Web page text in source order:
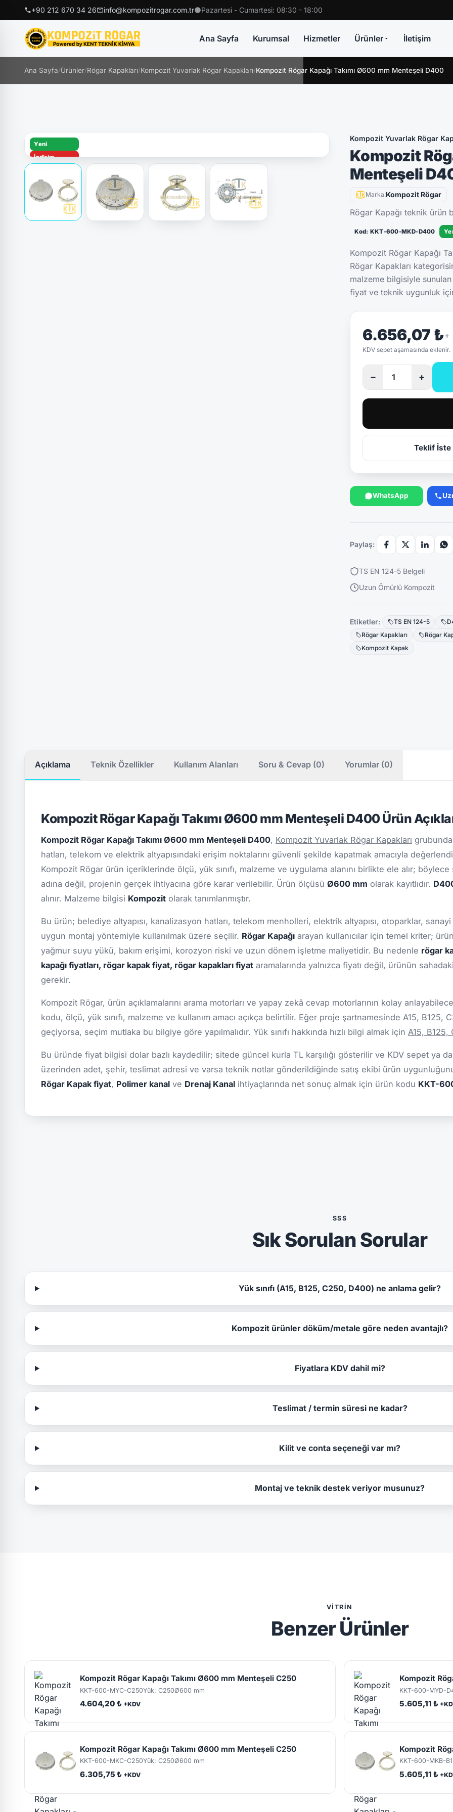
+90 212 670 34 26 info@kompozitrogar.com.tr Pazartesi - Cumartesi: 08:30 - 18:00
Ana Sayfa Kurumsal Hizmetler Ürünler İletişim
Ana Sayfa/Ürünler/Rögar Kapakları/Kompozit Yuvarlak Rögar Kapakları/Kompozit Rögar Kapağı Takımı Ø600 mm Menteşeli D400
Yeni
İndirim
Hızlı Teslimat
Kilitli
Kompozit Yuvarlak Rögar
Kompozit
Menteşeli
Marka:Kompozit Rögar
Rögar Kapağı teknik ürün
Kod: KKT-600-MKD-D400
Kompozit Rögar Kapağı
Rögar Kapakları
malzeme bilgisiyle
fiyat ve teknik uygunluk
6.656,07 ₺+
KDV sepet aşamasında eklenir.
− +
Teklif İste
WhatsApp
Paylaş:
TS EN 124-5 Belgeli
Uzun Ömürlü Kompozit
Etiketler: TS EN 124-5
Rögar Kapakları
Rögar
Kompozit Kapak
Açıklama Teknik Özellikler Kullanım Alanları Soru & Cevap (0) Yorumlar (0)
Kompozit Rögar Kapağı Takımı Ø600 mm Menteşeli D400 Ürün
Kompozit Rögar Kapağı Takımı Ø600 mm Menteşeli D400, Kompozit Yuvarlak Rögar Kapakları
hatları, telekom ve elektrik altyapısındaki erişim noktalarını güvenli şekilde kapatmak amacıyla
Kompozit Rögar ürün içeriklerinde ölçü, yük sınıfı, malzeme ve uygulama alanını birlikte ele alır;
adına değil, projenin gerçek ihtiyacına göre karar verilebilir. Ürün ölçüsü Ø600 mm olarak kayıtlıdır.
alınır. Malzeme bilgisi Kompozit olarak tanımlanmıştır.
Bu ürün; belediye altyapısı, kanalizasyon hatları, telekom menholleri, elektrik altyapısı, otoparklar,
uygun montaj yöntemiyle kullanılmak üzere seçilir. Rögar Kapağı arayan kullanıcılar için temel kriter;
yağmur suyu yükü, bakım erişimi, korozyon riski ve uzun dönem işletme maliyetidir. Bu nedenle rögar
kapağı fiyatları, rögar kapak fiyat, rögar kapakları fiyat aramalarında yalnızca fiyatı değil, ürünün
gerekir.
Kompozit Rögar, ürün açıklamalarını arama motorları ve yapay zekâ cevap motorlarının kolay
kodu, ölçü, yük sınıfı, malzeme ve kullanım amacı açıkça belirtilir. Eğer proje şartnamesinde A15, B125,
geçiyorsa, seçim mutlaka bu bilgiye göre yapılmalıdır. Yük sınıfı hakkında hızlı bilgi almak için A15,
Bu üründe fiyat bilgisi dolar bazlı kaydedilir; sitede güncel kurla TL karşılığı gösterilir ve KDV sepet ya
üzerinden adet, şehir, teslimat adresi ve varsa teknik notlar gönderildiğinde satış ekibi ürün
Rögar Kapak fiyat, Polimer kanal ve Drenaj Kanal ihtiyaçlarında net sonuç almak için ürün kodu KKT-
SSS
Sık Sorulan Sorular
Yük sınıfı (A15, B125, C250, D400) ne anlama gelir?
Kompozit ürünler döküm/metale göre neden avantajlı?
Fiyatlara KDV dahil mi?
Teslimat / termin süresi ne kadar?
Kilit ve conta seçeneği var mı?
Montaj ve teknik destek veriyor musunuz?
VITRIN
Benzer Ürünler
Kompozit Rögar Kapağı Takımı Ø600 mm Menteşeli C250
KKT-600-MYC-C250Yük: C250Ø600 mm
4.604,20 ₺ +KDV
Kompozit
KKT-600-MYD-
5.605,11 ₺
Kompozit Rögar Kapağı Takımı Ø600 mm Menteşeli C250
KKT-600-MKC-C250Yük: C250Ø600 mm
6.305,75 ₺ +KDV
Kompozit
KKT-600-MKB-
5.605,11 ₺